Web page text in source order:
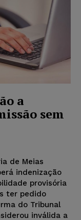
a
sem
de Meias
indenização
provisória
ter pedido
do Tribunal
inválida a